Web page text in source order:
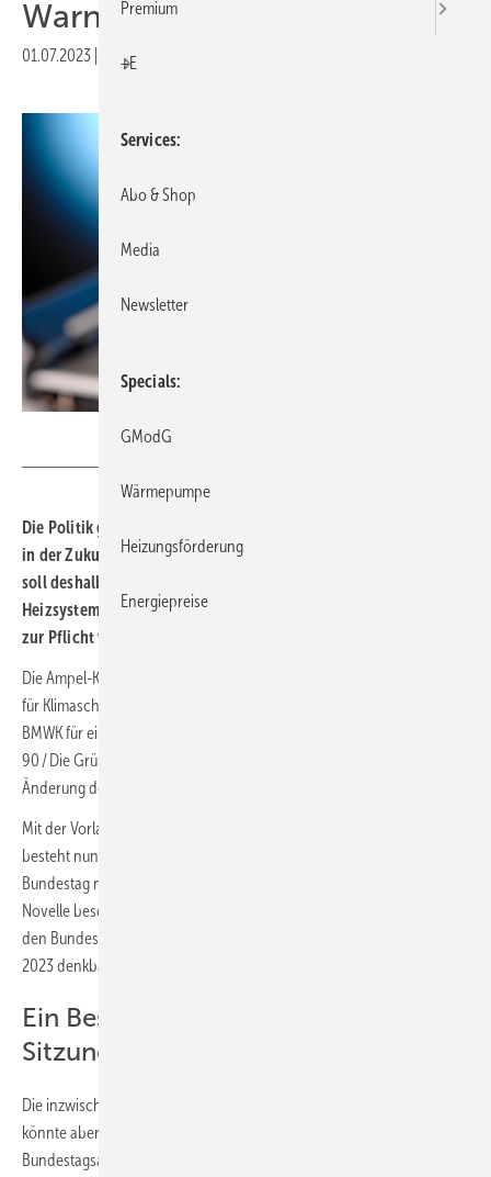
Warnung
01.07.2023 Druckvorschau
Die Politik geht davon aus, dass eine brennstoffbasierte Heizung
in der Zukunft hohe Kosten verursacht. Über die GEG-Novelle
soll deshalb ab 2024 vor dem Einbau entsprechender
Heizsysteme eine fachkundige Beratung der Gebäudeeigentümer
zur Pflicht werden.
Die Ampel-Koalition hat am 30. Juni 2023 dem Bundestagsausschuss
für Klimaschutz und Energie eine 111-Seitige „Formulierungshilfe des
BMWK für einen Änderungsantrag der Fraktionen von SPD, Bündnis
90 / Die Grünen und FDP zu dem Entwurf eines Gesetzes zur
Änderung des Gebäudeenergiegesetzes […]“ zugeleitet.
Mit der Vorlage des Änderungsentwurfs zum Änderungsentwurf
besteht nun zumindest prinzipiell die Möglichkeit, dass der der
Bundestag noch vor parlamentarischen Sommerpause die GEG-
Novelle beschließt, theoretisch ist auch noch eine Absegnung durch
den Bundesrat in der letzten Sitzung vor der Sommerpause am 7. Juli
2023 denkbar.
Ein Beschluss vor oder nach der
Sitzungspause…
Die inzwischen häufig als Heizungsgesetz betitelte GEG-Novelle
könnte aber auch noch vorher ausgebremst werden. Der CDU-
Bundestagsabgeordnete Thomas Heilmann, Mitglied des Ausschusses
Premium
+E
Services
Abo & Shop
Media
Newsletter
Specials
GModG
Wärmepumpe
Heizungsförderung
Energiepreise